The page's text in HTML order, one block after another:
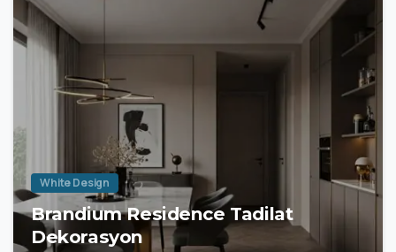
White Design
Brandium Residence Tadilat
Dekorasyon